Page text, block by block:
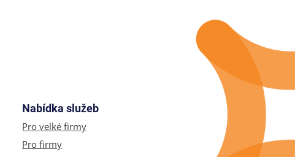
Nabídka služeb
Pro velké firmy
Pro firmy